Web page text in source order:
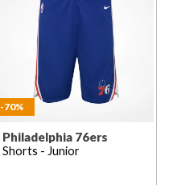
-70%
Philadelphia 76ers
Shorts - Junior